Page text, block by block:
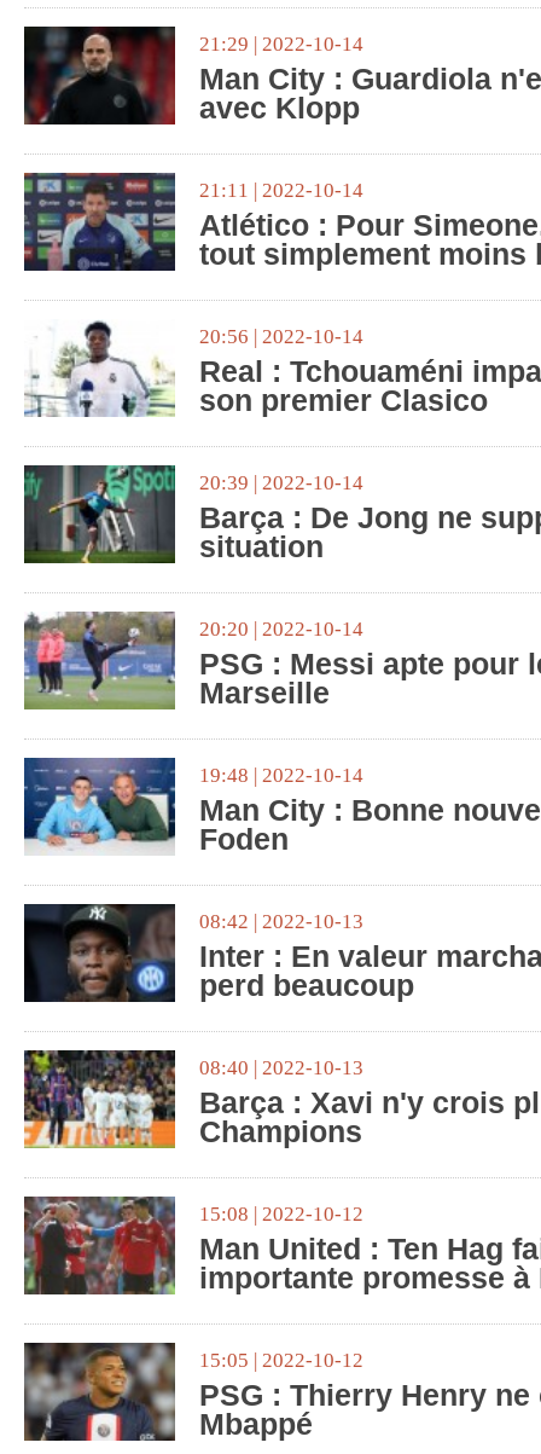
21:29 | 2022-10-14
Man City : Guardiola
avec Klopp
21:11 | 2022-10-14
Atlético : Pour
tout simplement moins
20:56 | 2022-10-14
Real : Tchouaméni
son premier Clasico
20:39 | 2022-10-14
Barça : De Jong ne
situation
20:20 | 2022-10-14
PSG : Messi apte pour
Marseille
19:48 | 2022-10-14
Man City : Bonne
Foden
08:42 | 2022-10-13
Inter : En valeur
perd beaucoup
08:40 | 2022-10-13
Barça : Xavi n'y crois
Champions
15:08 | 2022-10-12
Man United : Ten Hag
importante promesse à
15:05 | 2022-10-12
PSG : Thierry Henry
Mbappé